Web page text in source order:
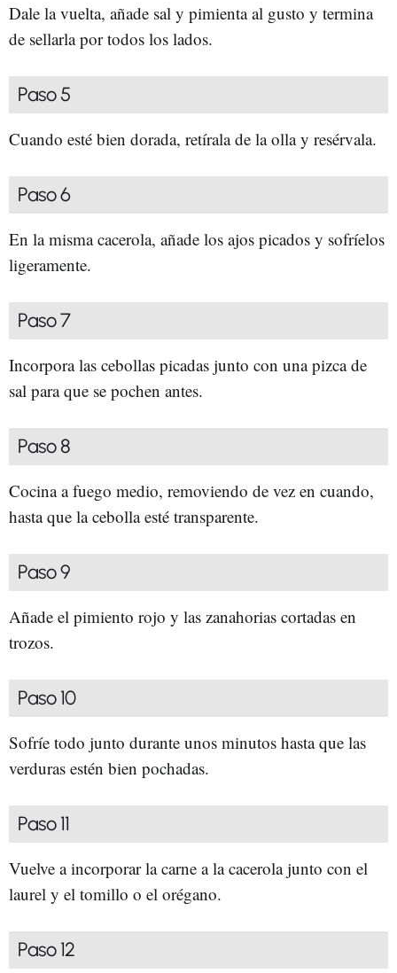
Dale la vuelta, añade sal y pimienta al gusto y termina
de sellarla por todos los lados.
Paso 5
Cuando esté bien dorada, retírala de la olla y resérvala.
Paso 6
En la misma cacerola, añade los ajos picados y sofríelos
ligeramente.
Paso 7
Incorpora las cebollas picadas junto con una pizca de
sal para que se pochen antes.
Paso 8
Cocina a fuego medio, removiendo de vez en cuando,
hasta que la cebolla esté transparente.
Paso 9
Añade el pimiento rojo y las zanahorias cortadas en
trozos.
Paso 10
Sofríe todo junto durante unos minutos hasta que las
verduras estén bien pochadas.
Paso 11
Vuelve a incorporar la carne a la cacerola junto con el
laurel y el tomillo o el orégano.
Paso 12